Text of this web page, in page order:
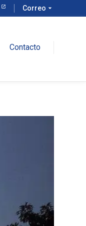
Correo arrow_drop_down
Contacto